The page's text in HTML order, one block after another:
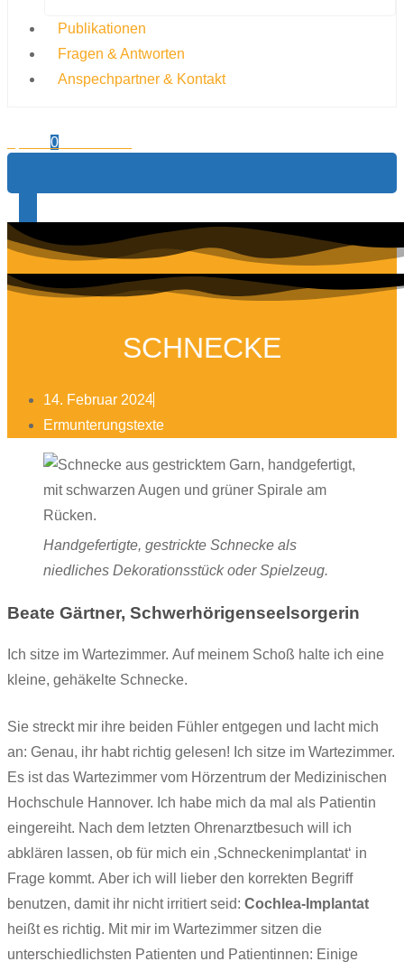
Publikationen
Fragen & Antworten
Anspechpartner & Kontakt
0
SCHNECKE
14. Februar 2024
Ermunterungstexte
Handgefertigte, gestrickte Schnecke als
niedliches Dekorationsstück oder Spielzeug.
Beate Gärtner, Schwerhörigenseelsorgerin
Ich sitze im Wartezimmer. Auf meinem Schoß halte ich eine
kleine, gehäkelte Schnecke.
Sie streckt mir ihre beiden Fühler entgegen und lacht mich
an: Genau, ihr habt richtig gelesen! Ich sitze im Wartezimmer.
Es ist das Wartezimmer vom Hörzentrum der Medizinischen
Hochschule Hannover. Ich habe mich da mal als Patientin
eingereiht. Nach dem letzten Ohrenarztbesuch will ich
abklären lassen, ob für mich ein ‚Schneckenimplantat‘ in
Frage kommt. Aber ich will lieber den korrekten Begriff
benutzen, damit ihr nicht irritiert seid: Cochlea-Implantat
heißt es richtig. Mit mir im Wartezimmer sitzen die
unterschiedlichsten Patienten und Patientinnen: Einige